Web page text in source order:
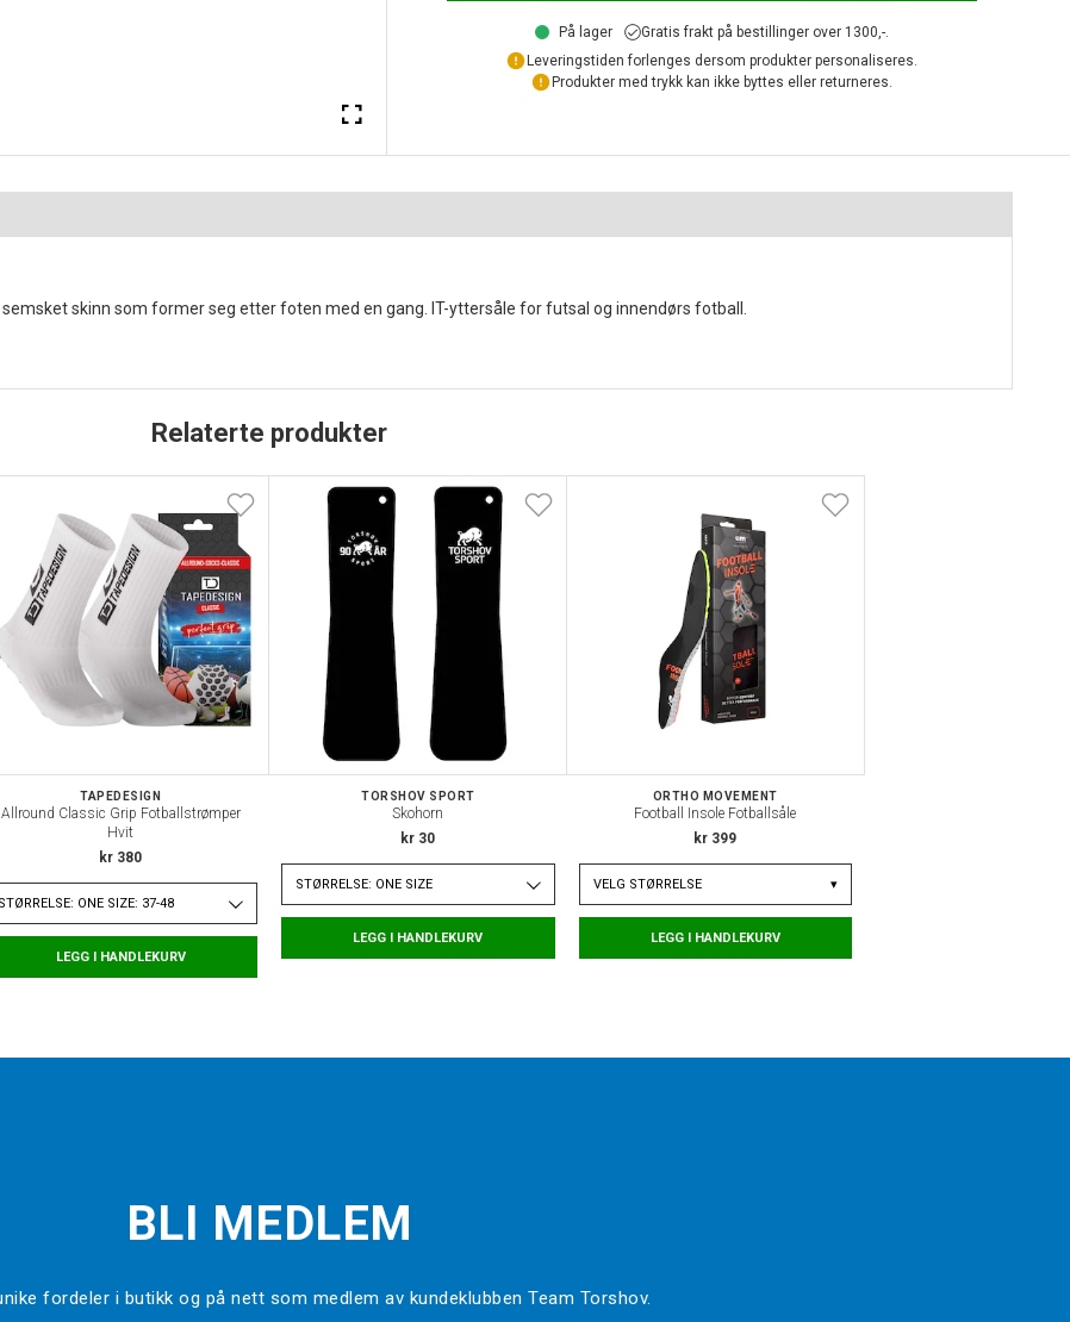
På lager
Gratis frakt på bestillinger over 1300,-.
Leveringstiden forlenges dersom produkter personaliseres.
Produkter med trykk kan ikke byttes eller returneres.
semsket skinn som former seg etter foten med en gang. IT-yttersåle for futsal og innendørs fotball.
Relaterte produkter
TAPEDESIGN
Allround Classic Grip Fotballstrømper
Hvit
kr 380
STØRRELSE: ONE SIZE: 37-48
LEGG I HANDLEKURV
TORSHOV SPORT
Skohorn
kr 30
STØRRELSE: ONE SIZE
LEGG I HANDLEKURV
ORTHO MOVEMENT
Football Insole Fotballsåle
kr 399
VELG STØRRELSE ▾
LEGG I HANDLEKURV
BLI MEDLEM
fordeler i butikk og på nett som medlem av kundeklubben Team Torshov.